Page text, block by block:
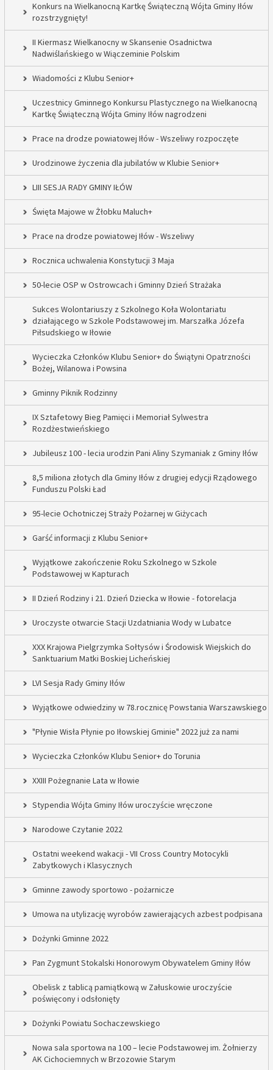
Konkurs na Wielkanocną Kartkę Świąteczną Wójta Gminy Iłów
rozstrzygnięty!
II Kiermasz Wielkanocny w Skansenie Osadnictwa
Nadwiślańskiego w Wiączeminie Polskim
Wiadomości z Klubu Senior+
Uczestnicy Gminnego Konkursu Plastycznego na Wielkanocną
Kartkę Świąteczną Wójta Gminy Iłów nagrodzeni
Prace na drodze powiatowej Iłów - Wszeliwy rozpoczęte
Urodzinowe życzenia dla jubilatów w Klubie Senior+
LIII SESJA RADY GMINY IŁÓW
Święta Majowe w Żłobku Maluch+
Prace na drodze powiatowej Iłów - Wszeliwy
Rocznica uchwalenia Konstytucji 3 Maja
50-lecie OSP w Ostrowcach i Gminny Dzień Strażaka
Sukces Wolontariuszy z Szkolnego Koła Wolontariatu
działającego w Szkole Podstawowej im. Marszałka Józefa
Piłsudskiego w Iłowie
Wycieczka Członków Klubu Senior+ do Świątyni Opatrzności
Bożej, Wilanowa i Powsina
Gminny Piknik Rodzinny
IX Sztafetowy Bieg Pamięci i Memoriał Sylwestra
Rozdżestwieńskiego
Jubileusz 100 - lecia urodzin Pani Aliny Szymaniak z Gminy Iłów
8,5 miliona złotych dla Gminy Iłów z drugiej edycji Rządowego
Funduszu Polski Ład
95-lecie Ochotniczej Straży Pożarnej w Giżycach
Garść informacji z Klubu Senior+
Wyjątkowe zakończenie Roku Szkolnego w Szkole
Podstawowej w Kapturach
II Dzień Rodziny i 21. Dzień Dziecka w Iłowie - fotorelacja
Uroczyste otwarcie Stacji Uzdatniania Wody w Lubatce
XXX Krajowa Pielgrzymka Sołtysów i Środowisk Wiejskich do
Sanktuarium Matki Boskiej Licheńskiej
LVI Sesja Rady Gminy Iłów
Wyjątkowe odwiedziny w 78.rocznicę Powstania Warszawskiego
"Płynie Wisła Płynie po Iłowskiej Gminie" 2022 już za nami
Wycieczka Członków Klubu Senior+ do Torunia
XXIII Pożegnanie Lata w Iłowie
Stypendia Wójta Gminy Iłów uroczyście wręczone
Narodowe Czytanie 2022
Ostatni weekend wakacji - VII Cross Country Motocykli
Zabytkowych i Klasycznych
Gminne zawody sportowo - pożarnicze
Umowa na utylizację wyrobów zawierających azbest podpisana
Dożynki Gminne 2022
Pan Zygmunt Stokalski Honorowym Obywatelem Gminy Iłów
Obelisk z tablicą pamiątkową w Załuskowie uroczyście
poświęcony i odsłonięty
Dożynki Powiatu Sochaczewskiego
Nowa sala sportowa na 100 – lecie Podstawowej im. Żołnierzy
AK Cichociemnych w Brzozowie Starym